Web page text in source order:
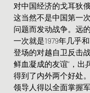
对中国经济的戈耳狄俄
这当然不是中国第一
问题而发动战争。远
一次就是1979年几乎
登场的对越自卫反击
鲜血凝成的友谊”，出
得到了内外两个好处
领导人得以全面掌握